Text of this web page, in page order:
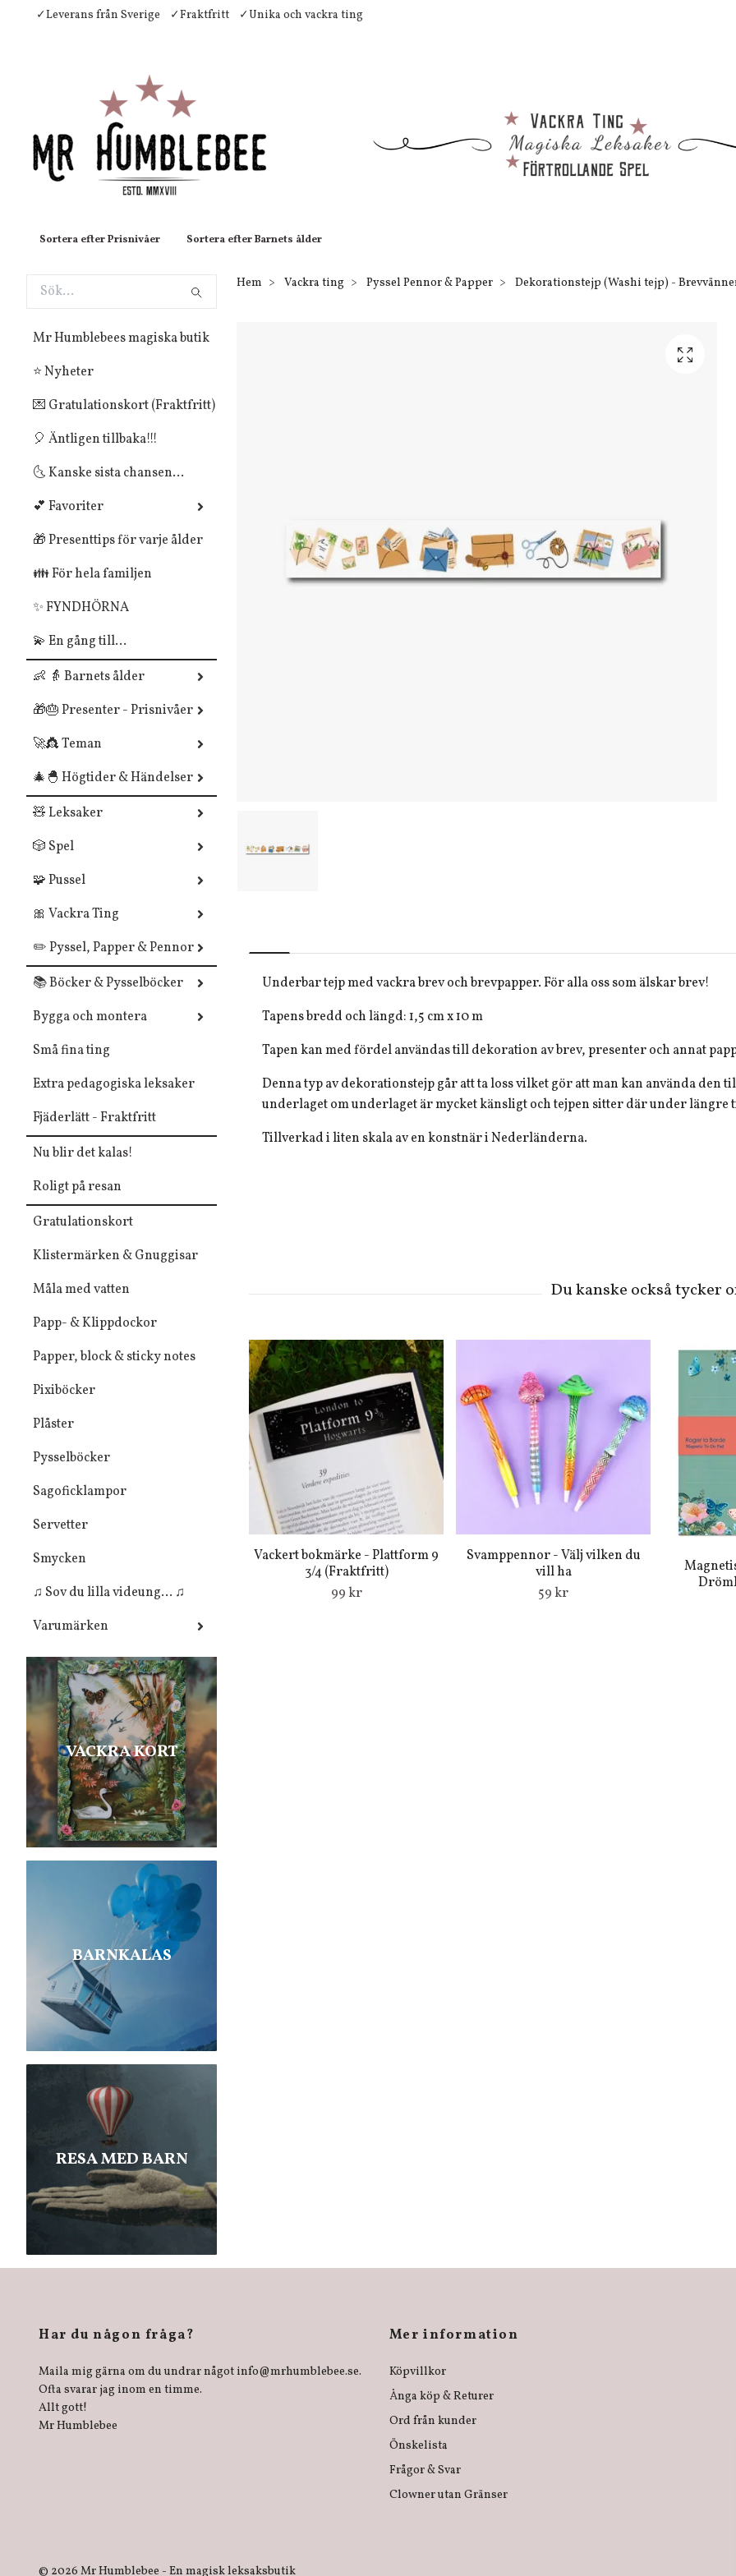
✓Leverans från Sverige ✓Fraktfritt ✓Unika och vackra ting
Sortera efter Prisnivåer Sortera efter Barnets ålder
Mr Humblebees magiska butik
⭐ Nyheter
💌 Gratulationskort (Fraktfritt)
🎈 Äntligen tillbaka!!!
🌜 Kanske sista chansen...
💕 Favoriter
🎁 Presenttips för varje ålder
👪 För hela familjen
✨ FYNDHÖRNA
💫 En gång till...
👶 👵 Barnets ålder
🎁🎂 Presenter - Prisnivåer
🚀👸 Teman
🎄🐣 Högtider & Händelser
🧸 Leksaker
🎲 Spel
🧩 Pussel
🎀 Vackra Ting
✏️ Pyssel, Papper & Pennor
📚 Böcker & Pysselböcker
Bygga och montera
Små fina ting
Extra pedagogiska leksaker
Fjäderlätt - Fraktfritt
Nu blir det kalas!
Roligt på resan
Gratulationskort
Klistermärken & Gnuggisar
Måla med vatten
Papp- & Klippdockor
Papper, block & sticky notes
Pixiböcker
Plåster
Pysselböcker
Sagoficklampor
Servetter
Smycken
♫ Sov du lilla videung... ♫
Varumärken
VACKRA KORT
BARNKALAS
RESA MED BARN
Hem Vackra ting Pyssel Pennor & Papper Dekorationstejp (Washi tejp) -
Underbar tejp med vackra brev och brevpapper. För alla oss som älskar brev!
Tapens bredd och längd: 1,5 cm x 10 m
Tapen kan med fördel användas till dekoration av brev, presenter och annat
Denna typ av dekorationstejp går att ta loss vilket gör att man kan använda den
underlaget om underlaget är mycket känsligt och tejpen sitter där under längre
Tillverkad i liten skala av en konstnär i Nederländerna.
Vackert bokmärke - Plattform 9
3/4 (Fraktfritt)
99 kr
Svamppennor - Välj vilken du
vill ha
59 kr
Har du någon fråga?
Maila mig gärna om du undrar något info@mrhumblebee.se.
Ofta svarar jag inom en timme.
Allt gott!
Mr Humblebee
Mer information
Köpvillkor
Ånga köp & Returer
Ord från kunder
Önskelista
Frågor & Svar
Clowner utan Gränser
© 2026 Mr Humblebee - En magisk leksaksbutik